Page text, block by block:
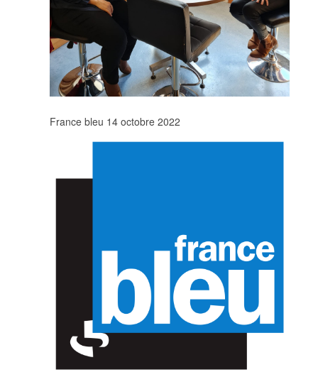
France bleu 14 octobre 2022